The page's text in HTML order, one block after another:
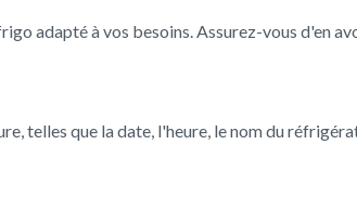
adapté à vos besoins. Assurez-vous d'en
telles que la date, l'heure, le nom du